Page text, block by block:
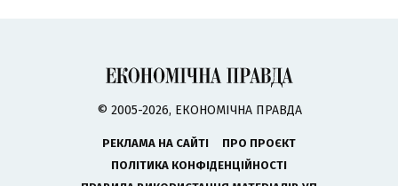
© 2005-2026, ЕКОНОМІЧНА ПРАВДА
РЕКЛАМА НА САЙТІ
ПРО ПРОЄКТ
ПОЛІТИКА КОНФІДЕНЦІЙНОСТІ